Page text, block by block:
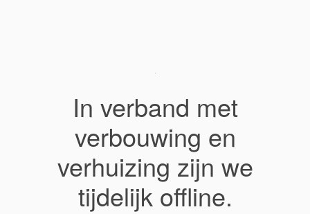
In verband met
verbouwing en
verhuizing zijn we
tijdelijk offline.